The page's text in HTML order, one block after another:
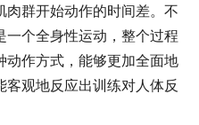
群开始动作的时间差。不
个全身性运动，整个过程
作方式，能够更加全面地
观地反应出训练对人体反